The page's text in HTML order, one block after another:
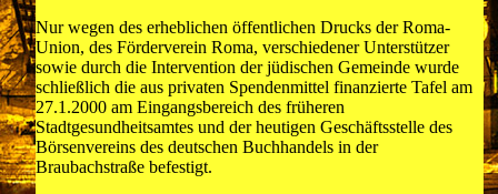
Nur wegen des erheblichen öffentlichen Drucks der Roma-
Union, des Förderverein Roma, verschiedener Unterstützer
sowie durch die Intervention der jüdischen Gemeinde wurde
schließlich die aus privaten Spendenmittel finanzierte Tafel am
27.1.2000 am Eingangsbereich des früheren
Stadtgesundheitsamtes und der heutigen Geschäftsstelle des
Börsenvereins des deutschen Buchhandels in der
Braubachstraße befestigt.